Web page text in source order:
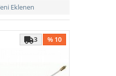
Eklenen
% 10
3